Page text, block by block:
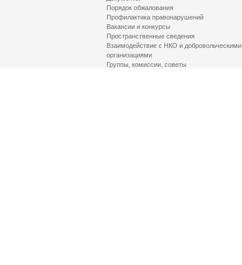
Порядок обжалования
Профилактика правонарушений
Вакансии и конкурсы
Пространственные сведения
Взаимодействие с НКО и добровольческими
организациями
Группы, комиссии, советы